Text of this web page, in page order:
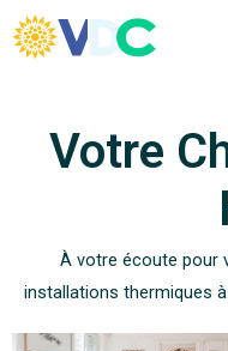
Votre
À votre écoute pour
installations thermiques